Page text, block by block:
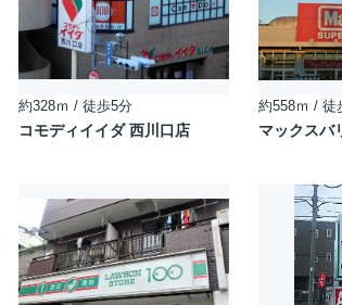
約328ｍ / 徒歩5分
コモディイイダ 西川口店
約558ｍ / 徒
マックスバ